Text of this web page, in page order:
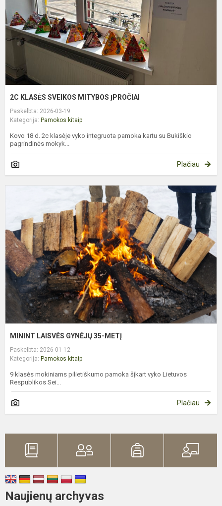
2C KLASĖS SVEIKOS MITYBOS ĮPROČIAI
Paskelbta: 2026-03-19
Kategorija: Pamokos kitaip
Kovo 18 d. 2c klasėje vyko integruota pamoka kartu su Bukiškio
pagrindinės mokyk...
Plačiau
MININT LAISVĖS GYNĖJŲ 35-METĮ
Paskelbta: 2026-01-12
Kategorija: Pamokos kitaip
9 klasės mokiniams pilietiškumo pamoka šįkart vyko Lietuvos
Respublikos Sei...
Plačiau
Naujienų archyvas